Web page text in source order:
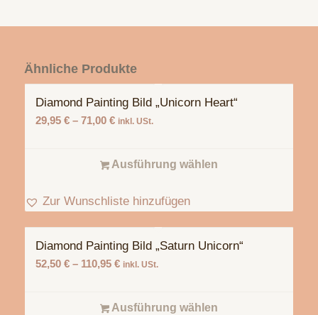
Ähnliche Produkte
Diamond Painting Bild „Unicorn Heart“
29,95 €– 71,00 € inkl. USt.
Ausführung wählen
Zur Wunschliste hinzufügen
5.00
Diamond Painting Bild „Saturn Unicorn“
52,50 €– 110,95 € inkl. USt.
Ausführung wählen